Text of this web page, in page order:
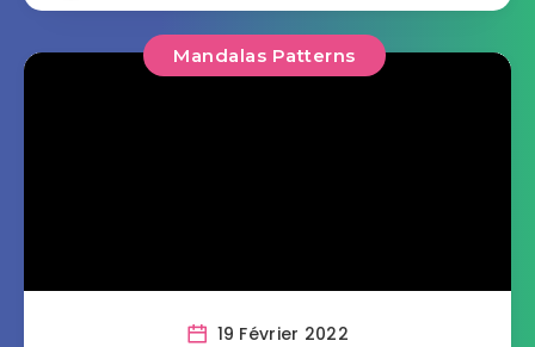
Mandalas Patterns
19 Février 2022